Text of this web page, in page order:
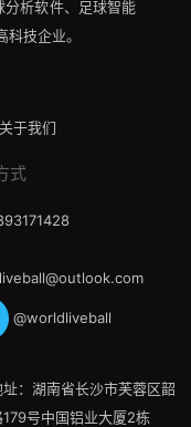
析软件、足球智能
技企业。
关于我们
式
@worldliveball
址：湖南省长沙市芙蓉区韶
179号中国铝业大厦2栋